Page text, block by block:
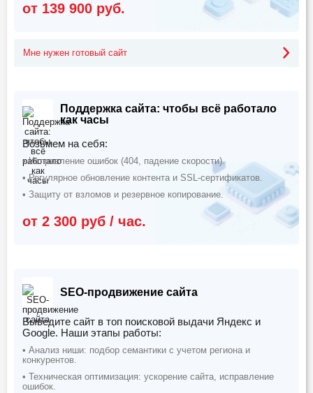
от 139 900 руб.
Мне нужен готовый сайт
Поддержка сайта: чтобы всё работало
как часы
Возьмем на себя:
• Исправление ошибок (404, падение скорости).
• Регулярное обновление контента и SSL-сертификатов.
• Защиту от взломов и резервное копирование.
от 2 300 руб / час.
SEO-продвижение сайта
Выведите сайт в топ поисковой выдачи Яндекс и
Google. Наши этапы работы:
• Анализ ниши: подбор семантики с учетом региона и
конкурентов.
• Техническая оптимизация: ускорение сайта, исправление
ошибок.